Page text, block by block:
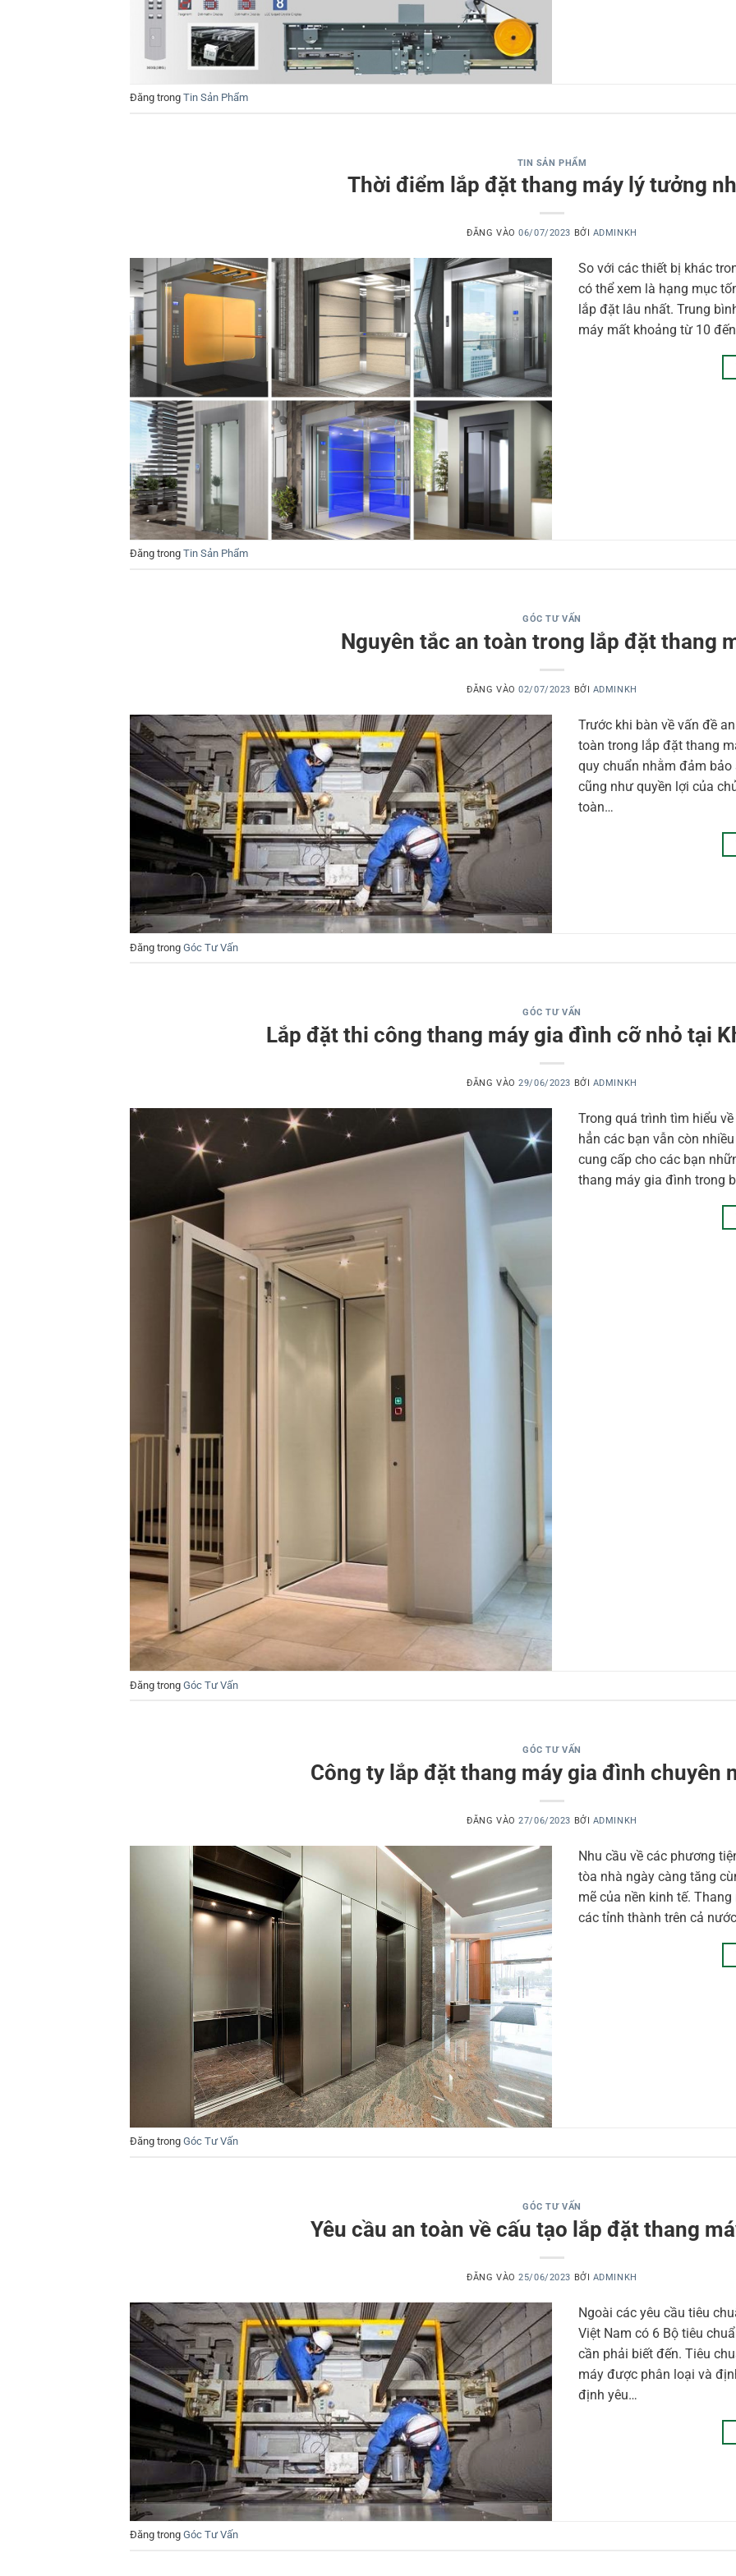
Đăng trong Tin Sản Phẩm
TIN SẢN PHẨM
Thời điểm lắp đặt thang máy lý tưởng
ĐĂNG VÀO06/07/2023 BỞI ADMINKH
So với các thiết bị khác
có thể xem là hạng mục
lắp đặt lâu nhất. Trung
máy mất khoảng từ 10
Đăng trong Tin Sản Phẩm
GÓC TƯ VẤN
Nguyên tắc an toàn trong lắp đặt thang
ĐĂNG VÀO02/07/2023 BỞI ADMINKH
Trước khi bàn về vấn đề
toàn trong lắp đặt thang
quy chuẩn nhằm đảm
cũng như quyền lợi của
toàn…
Đăng trong Góc Tư Vấn
GÓC TƯ VẤN
Lắp đặt thi công thang máy gia đình cỡ nhỏ tại
ĐĂNG VÀO29/06/2023 BỞI ADMINKH
Trong quá trình tìm hiểu
hẳn các bạn vẫn còn
cung cấp cho các bạn
thang máy gia đình trong
Đăng trong Góc Tư Vấn
GÓC TƯ VẤN
Công ty lắp đặt thang máy gia đình chuyên
ĐĂNG VÀO27/06/2023 BỞI ADMINKH
Nhu cầu về các phương
tòa nhà ngày càng tăng
mẽ của nền kinh tế.
các tỉnh thành trên cả
Đăng trong Góc Tư Vấn
GÓC TƯ VẤN
Yêu cầu an toàn về cấu tạo lắp đặt thang
ĐĂNG VÀO25/06/2023 BỞI ADMINKH
Ngoài các yêu cầu tiêu
Việt Nam có 6 Bộ tiêu
cần phải biết đến. Tiêu
máy được phân loại và
định yêu…
Đăng trong Góc Tư Vấn